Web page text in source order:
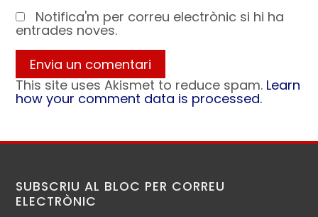
Notifica'm per correu electrònic si hi ha
entrades noves.
This site uses Akismet to reduce spam. Learn
how your comment data is processed.
SUBSCRIU AL BLOC PER CORREU
ELECTRÒNIC